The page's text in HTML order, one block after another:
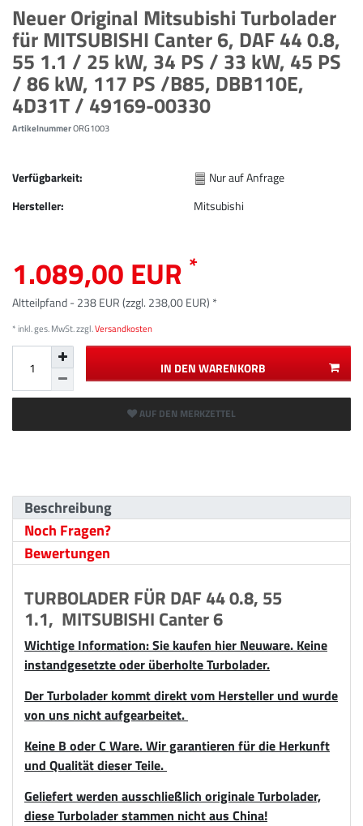
Neuer Original Mitsubishi Turbolader
für MITSUBISHI Canter 6, DAF 44 0.8,
55 1.1 / 25 kW, 34 PS / 33 kW, 45 PS
/ 86 kW, 117 PS /B85, DBB110E,
4D31T / 49169-00330
ArtikelnummerORG1003
Verfügbarkeit:
Hersteller:
Nur auf Anfrage
Mitsubishi
1.089,00 EUR *
Altteilpfand - 238 EUR (zzgl. 238,00 EUR) *
* inkl. ges. MwSt. zzgl.Versandkosten
IN DEN WARENKORB
AUF DEN MERKZETTEL
Beschreibung
Noch Fragen?
Bewertungen
TURBOLADER FÜR DAF 44 0.8, 55
1.1, MITSUBISHI Canter 6
Wichtige Information: Sie kaufen hier Neuware. Keine
instandgesetzte oder überholte Turbolader.
Der Turbolader kommt direkt vom Hersteller und wurde
von uns nicht aufgearbeitet.
Keine B oder C Ware. Wir garantieren für die Herkunft
und Qualität dieser Teile.
Geliefert werden ausschließlich originale Turbolader,
diese Turbolader stammen nicht aus China!